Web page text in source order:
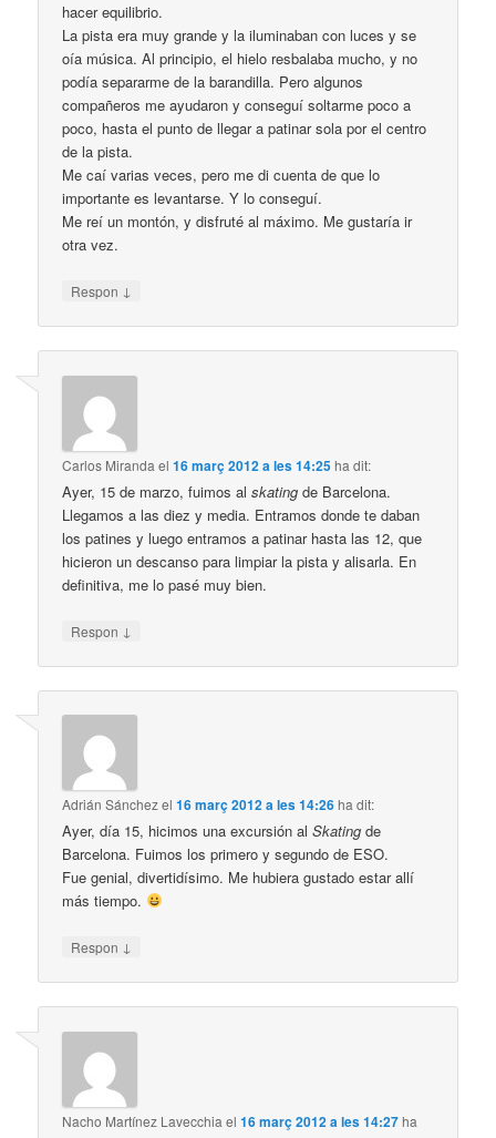
hacer equilibrio.
La pista era muy grande y la iluminaban con luces y se
oía música. Al principio, el hielo resbalaba mucho, y no
podía separarme de la barandilla. Pero algunos
compañeros me ayudaron y conseguí soltarme poco a
poco, hasta el punto de llegar a patinar sola por el centro
de la pista.
Me caí varias veces, pero me di cuenta de que lo
importante es levantarse. Y lo conseguí.
Me reí un montón, y disfruté al máximo. Me gustaría ir
otra vez.
Respon ↓
Carlos Miranda el16 març 2012 a les 14:25ha dit:
Ayer, 15 de marzo, fuimos alskating de Barcelona.
Llegamos a las diez y media. Entramos donde te daban
los patines y luego entramos a patinar hasta las 12, que
hicieron un descanso para limpiar la pista y alisarla. En
definitiva, me lo pasé muy bien.
Respon ↓
Adrián Sánchezel16 març 2012 a les 14:26ha dit:
Ayer, día 15, hicimos una excursión alSkating de
Barcelona. Fuimos los primero y segundo de ESO.
Fue genial, divertidísimo. Me hubiera gustado estar allí
más tiempo.
Respon ↓
Nacho Martínez Lavecchia el16 març 2012 a les 14:27ha